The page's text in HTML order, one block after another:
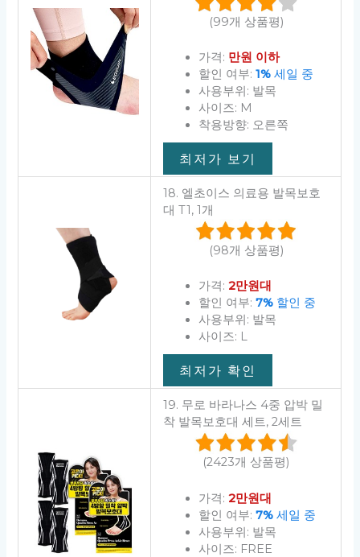
(99개 상품평)
가격: 만원 이하
할인 여부: 1%세일 중
사용부위: 발목
사이즈: M
착용방향: 오른쪽
최저가 보기
18. 엘초이스 의료용 발목보호
대 T1, 1개
(98개 상품평)
가격: 2만원대
할인 여부: 7%할인 중
사용부위: 발목
사이즈: L
최저가 확인
19. 무로 바라나스 4중 압박 밀
착 발목보호대 세트, 2세트
(2423개 상품평)
가격: 2만원대
할인 여부: 7%세일 중
사용부위: 발목
사이즈: FREE